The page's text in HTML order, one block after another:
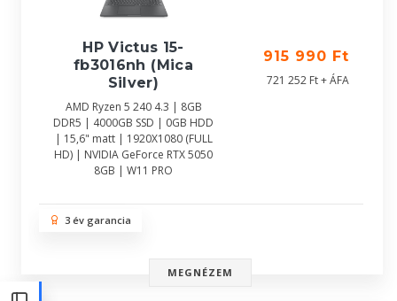
HP Victus 15-
fb3016nh (Mica
Silver)
AMD Ryzen 5 240 4.3 | 8GB
DDR5 | 4000GB SSD | 0GB HDD
| 15,6" matt | 1920X1080 (FULL
HD) | NVIDIA GeForce RTX 5050
8GB | W11 PRO
915 990 Ft
721 252 Ft + ÁFA
3 év garancia
MEGNÉZEM